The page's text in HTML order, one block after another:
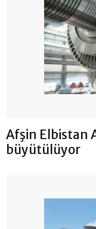
Afşin Elbistan
büyütülüyor